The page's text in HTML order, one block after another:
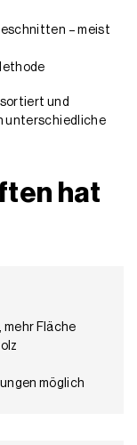
– meist
und
unterschiedliche
hat
mehr Fläche
möglich